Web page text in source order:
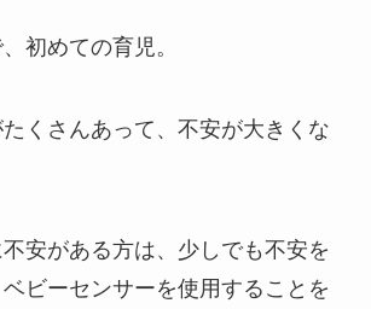
初めての育児。
くさんあって、不安が大きくな
安がある方は、少しでも不安を
ビーセンサーを使用することを